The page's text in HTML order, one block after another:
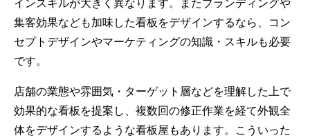
集客効果なども加味した看板をデザインするなら、コン
セプトデザインやマーケティングの知識・スキルも必要
です。
店舗の業態や雰囲気・ターゲット層などを理解した上で
効果的な看板を提案し、複数回の修正作業を経て外観全
体をデザインするような看板屋もあります。こういった